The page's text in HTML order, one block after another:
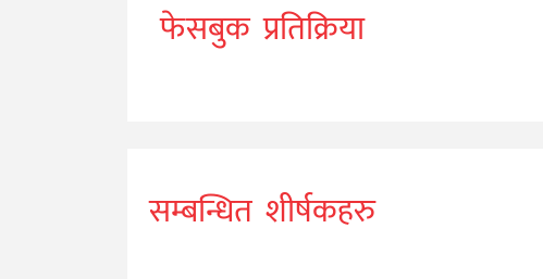
फेसबुक प्रतिक्रिया
सम्बन्धित शीर्षकहरु